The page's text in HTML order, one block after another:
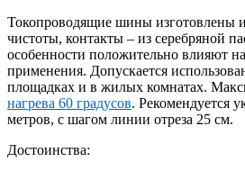
Токопроводящие шины изготовлены
чистоты, контакты – из серебряной
особенности положительно влияют
применения. Допускается
площадках и в жилых комнатах.
нагрева 60 градусов. Рекомендуется
метров, с шагом линии отреза 25 см.
Достоинства: